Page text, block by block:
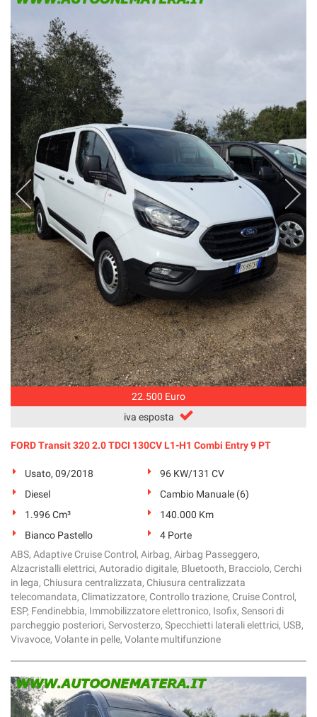
22.500 Euro
iva esposta
FORD Transit 320 2.0 TDCI 130CV L1-H1 Combi Entry 9 PT
Usato, 09/2018
96 KW/131 CV
Diesel
Cambio Manuale (6)
1.996 Cm³
140.000 Km
Bianco Pastello
4 Porte
ABS, Adaptive Cruise Control, Airbag, Airbag Passeggero,
Alzacristalli elettrici, Autoradio digitale, Bluetooth, Bracciolo, Cerchi
in lega, Chiusura centralizzata, Chiusura centralizzata
telecomandata, Climatizzatore, Controllo trazione, Cruise Control,
ESP, Fendinebbia, Immobilizzatore elettronico, Isofix, Sensori di
parcheggio posteriori, Servosterzo, Specchietti laterali elettrici, USB,
Vivavoce, Volante in pelle, Volante multifunzione